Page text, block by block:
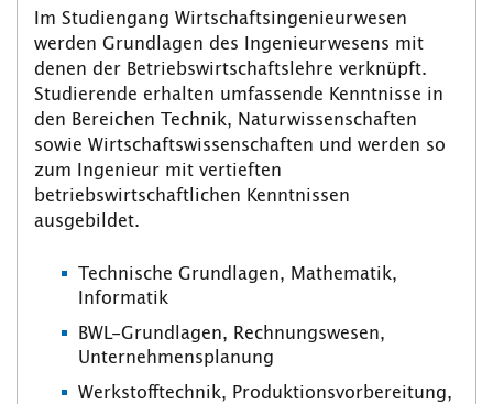
Im Studiengang Wirtschaftsingenieurwesen
werden Grundlagen des Ingenieurwesens mit
denen der Betriebswirtschaftslehre verknüpft.
Studierende erhalten umfassende Kenntnisse in
den Bereichen Technik, Naturwissenschaften
sowie Wirtschaftswissenschaften und werden so
zum Ingenieur mit vertieften
betriebswirtschaftlichen Kenntnissen
ausgebildet.
Technische Grundlagen, Mathematik,
Informatik
BWL-Grundlagen, Rechnungswesen,
Unternehmensplanung
Werkstofftechnik, Produktionsvorbereitung,